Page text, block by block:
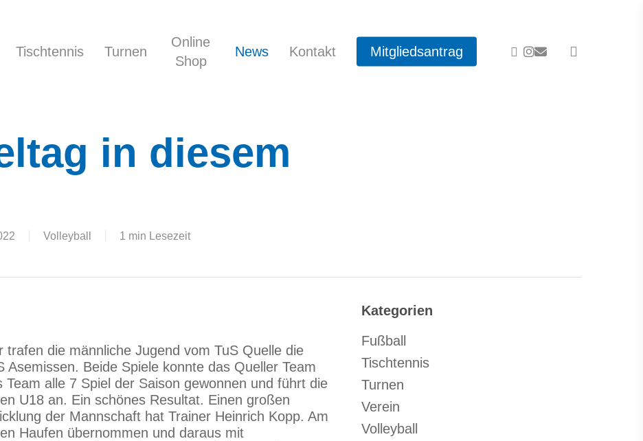
Tischtennis Turnen
Online
Shop
News Kontakt Mitgliedsantrag facebook
instagram
email
in diesem
Volleyball 1 min Lesezeit
die männliche Jugend vom TuS Quelle die
Beide Spiele konnte das Queller Team
alle 7 Spiel der Saison gewonnen und führt die
U18 an. Ein schönes Resultat. Einen großen
der Mannschaft hat Trainer Heinrich Kopp. Am
Haufen übernommen und daraus mit
Kategorien
Fußball
Tischtennis
Turnen
Verein
Volleyball